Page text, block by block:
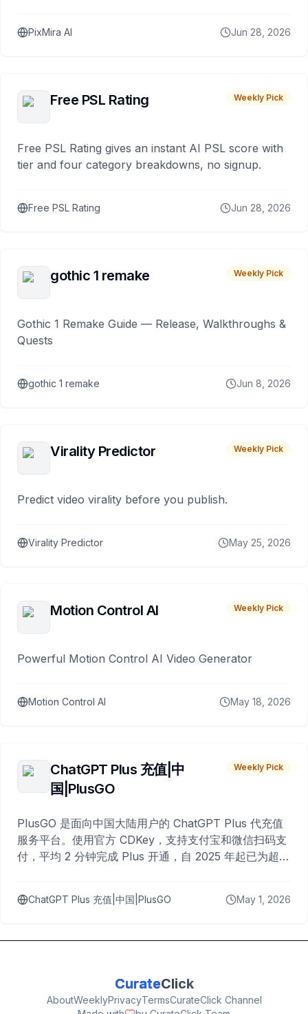
PixMira AI Jun 28, 2026
Free PSL Rating Weekly Pick
Free PSL Rating gives an instant AI PSL score with
tier and four category breakdowns, no signup.
Free PSL Rating Jun 28, 2026
gothic 1 remake Weekly Pick
Gothic 1 Remake Guide — Release, Walkthroughs &
Quests
gothic 1 remake Jun 8, 2026
Virality Predictor Weekly Pick
Predict video virality before you publish.
Virality Predictor May 25, 2026
Motion Control AI Weekly Pick
Powerful Motion Control AI Video Generator
Motion Control AI May 18, 2026
ChatGPT Plus 充值|中
国|PlusGO
Weekly Pick
PlusGO 是面向中国大陆用户的 ChatGPT Plus 代充值
服务平台。使用官方 CDKey，支持支付宝和微信扫码支
付，平均 2 分钟完成 Plus 开通，自 2025 年起已为超过
ChatGPT Plus 充值|中国|PlusGO May 1, 2026
CurateClick
AboutWeeklyPrivacyTermsCurateClick Channel